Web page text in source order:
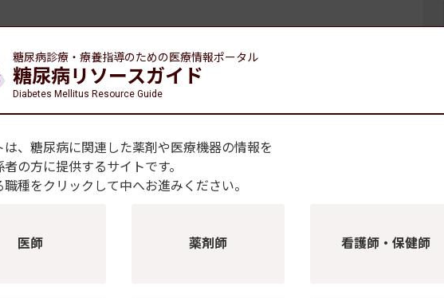
］
者
糖尿病診療・療養指導のための医療情報ポータル
糖尿病リソースガイド
Diabetes Mellitus Resource Guide
は、糖尿病に関連した薬剤や医療機器の情報を
の方に提供するサイトです。
種をクリックして中へお進みください。
医師 薬剤師 看護師・保健師